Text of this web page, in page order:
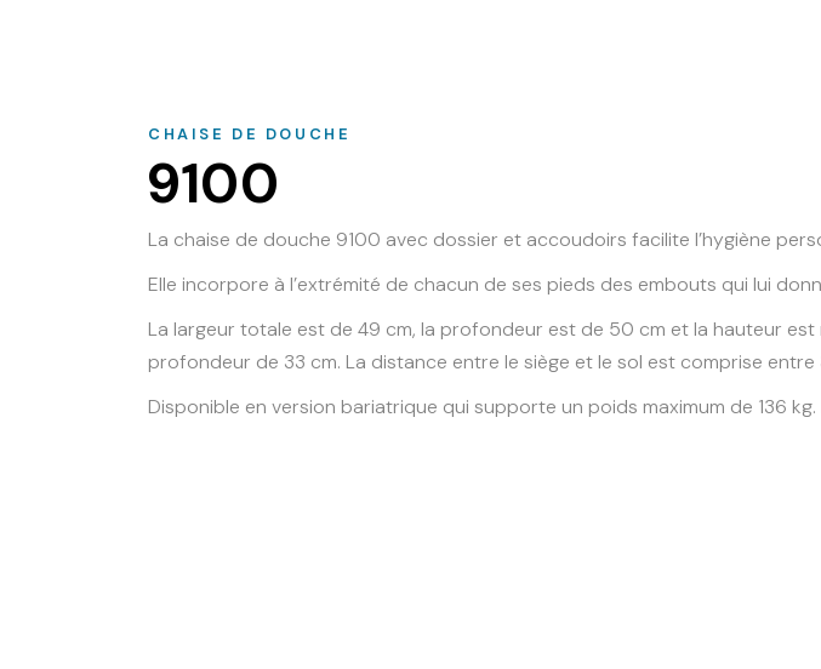
CHAISE DE DOUCHE
9100
La chaise de douche 9100 avec dossier et accoudoirs facilite l’hygiène
Elle incorpore à l’extrémité de chacun de ses pieds des embouts qui lui
La largeur totale est de 49 cm, la profondeur est de 50 cm et la hauteur
profondeur de 33 cm. La distance entre le siège et le sol est comprise entre
Disponible en version bariatrique qui supporte un poids maximum de 136